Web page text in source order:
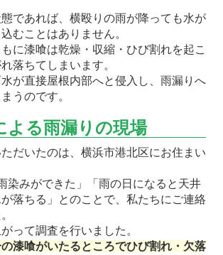
であれば、横殴りの雨が降っても水が
むことはありません。
に漆喰は乾燥・収縮・ひび割れを起こ
落ちてしまいます。
が直接屋根内部へと侵入し、雨漏りへ
うのです。
よる雨漏りの現場
だいたのは、横浜市港北区にお住まい
染みができた」「雨の日になると天井
落ちる」とのことで、私たちにご連絡
って調査を行いました。
漆喰がいたるところでひび割れ・欠落